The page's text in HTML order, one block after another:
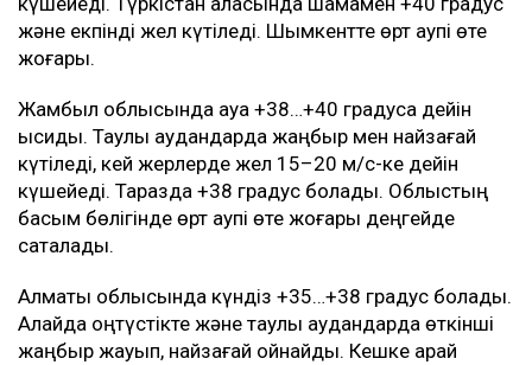
және екпінді жел күтіледі. Шымкентте өрт қаупі өте
жоғары.
Жамбыл облысында ауа +38…+40 градусқа дейін
ысиды. Таулы аудандарда жаңбыр мен найзағай
күтіледі, кей жерлерде жел 15–20 м/с-ке дейін
күшейеді. Таразда +38 градус болады. Облыстың
басым бөлігінде өрт қаупі өте жоғары деңгейде
сақталады.
Алматы облысында күндіз +35…+38 градус болады.
Алайда оңтүстікте және таулы аудандарда өткінші
жаңбыр жауып, найзағай ойнайды. Кешке қарай